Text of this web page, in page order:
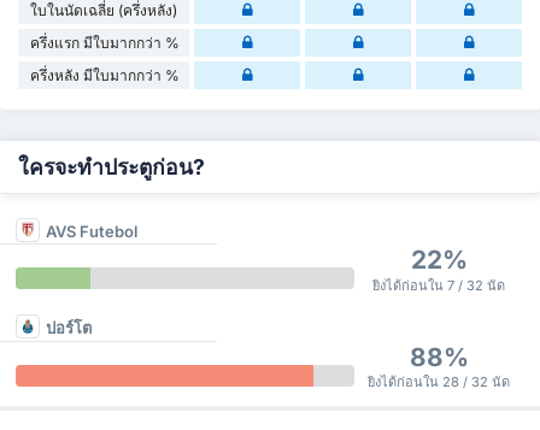
ใบในนัดเฉลี่ย (ครึ่งหลัง)
ครึ่งแรก มีใบมากกว่า %
ครึ่งหลัง มีใบมากกว่า %
ใครจะทำประตูก่อน?
AVS Futebol
22%
ยิงได้ก่อนใน 7 / 32 นัด
ปอร์โต
88%
ยิงได้ก่อนใน 28 / 32 นัด